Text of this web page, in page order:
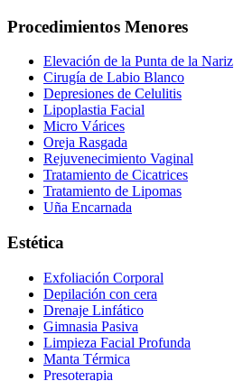
Procedimientos Menores
Elevación de la Punta de la Nariz
Cirugía de Labio Blanco
Depresiones de Celulitis
Lipoplastia Facial
Micro Várices
Oreja Rasgada
Rejuvenecimiento Vaginal
Tratamiento de Cicatrices
Tratamiento de Lipomas
Uña Encarnada
Estética
Exfoliación Corporal
Depilación con cera
Drenaje Linfático
Gimnasia Pasiva
Limpieza Facial Profunda
Manta Térmica
Presoterapia